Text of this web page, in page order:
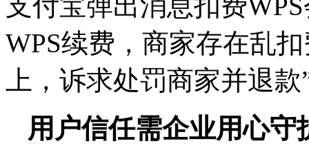
WPS续费，商家存在乱
上，诉求处罚商家并退款
用户信任需企业用心守